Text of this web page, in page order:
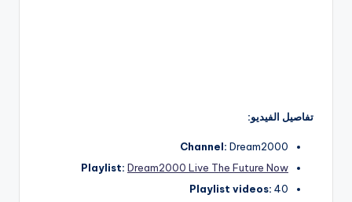
تفاصيل الفيديو:
Channel: Dream2000
Playlist: Dream2000 Live The Future Now
Playlist videos: 40